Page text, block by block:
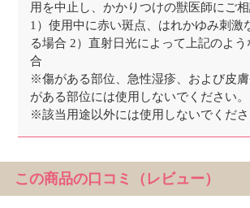
用を中止し、かかりつけの獣医師にご相
1）使用中に赤い斑点、はれかゆみ刺激
る場合 2）直射日光によって上記のよ
合
※傷がある部位、急性湿疹、および皮
がある部位には使用しないでください。
※該当用途以外には使用しないでくださ
この商品の口コミ（レビュー）